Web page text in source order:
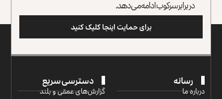
در برابر سرکوب ادامه می‌دهد.
برای حمایت اینجا کلیک کنید
رسانه
درباره ما
دسترسی سریع
گزارش‌‌های عمقی و بلند